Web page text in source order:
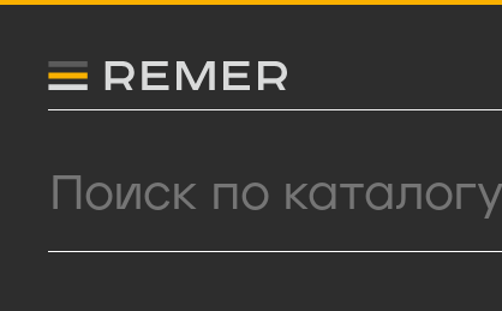
Логитип компании Remer